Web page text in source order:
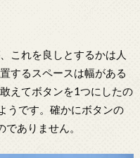
これを良しとするかは人
するスペースは幅がある
えてボタンを1つにしたの
うです。確かにボタンの
ありません。